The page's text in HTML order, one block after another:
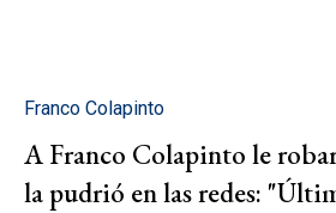
Franco Colapinto
A Franco Colapinto le
la pudrió en las redes: